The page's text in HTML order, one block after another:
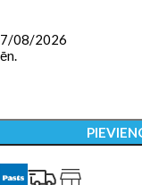
08/2026